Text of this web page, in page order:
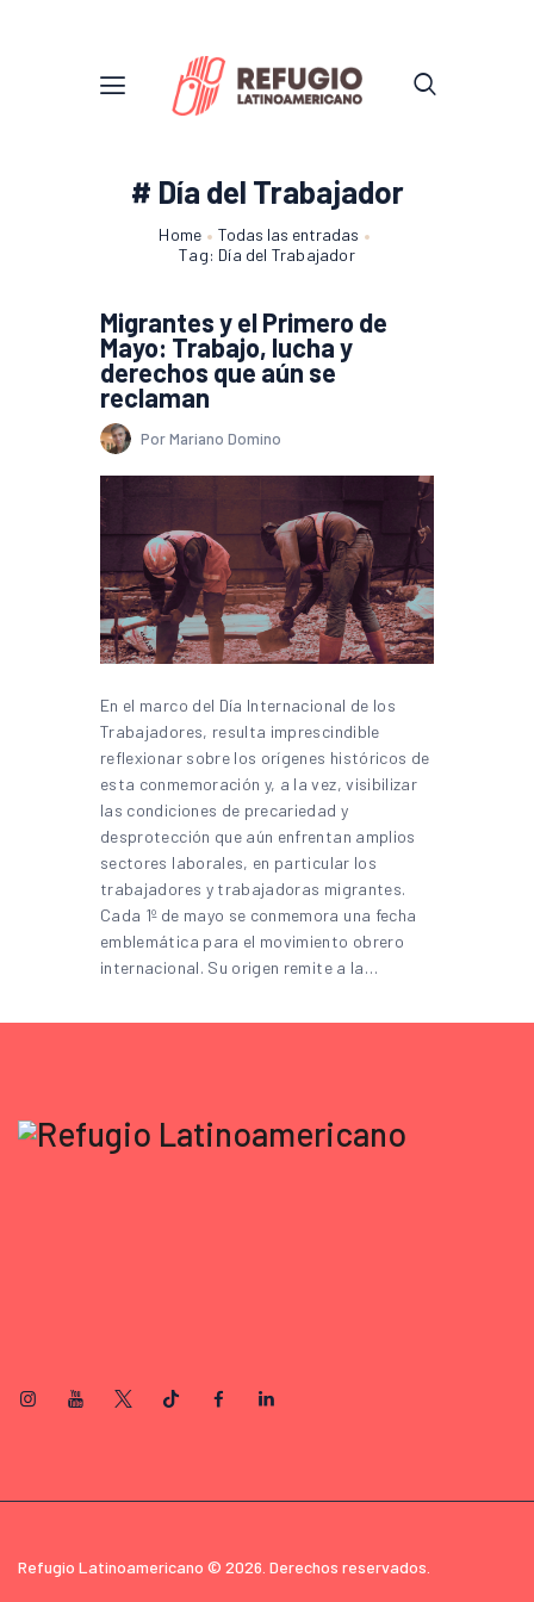
# Día del Trabajador
Home
Todas las entradas
Tag: Día del Trabajador
Migrantes y el Primero de
Mayo: Trabajo, lucha y
derechos que aún se
reclaman
Por Mariano Domino
En el marco del Día Internacional de los
Trabajadores, resulta imprescindible
reflexionar sobre los orígenes históricos de
esta conmemoración y, a la vez, visibilizar
las condiciones de precariedad y
desprotección que aún enfrentan amplios
sectores laborales, en particular los
trabajadores y trabajadoras migrantes.
Cada 1º de mayo se conmemora una fecha
emblemática para el movimiento obrero
internacional. Su origen remite a la…
Refugio Latinoamericano © 2026. Derechos reservados.